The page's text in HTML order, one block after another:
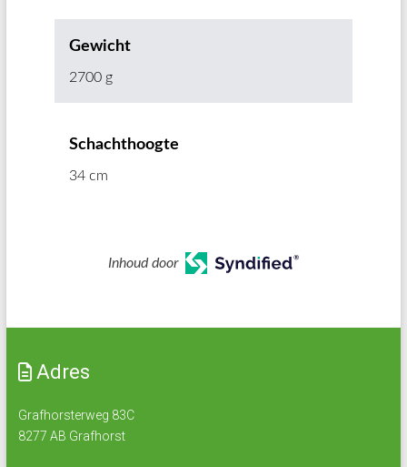
Gewicht
2700 g
Schachthoogte
34 cm
Inhoud door
Adres
Grafhorsterweg 83C
8277 AB Grafhorst